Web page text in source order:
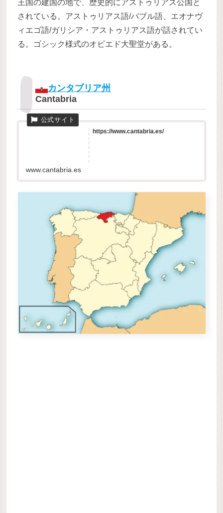
王国の建国の地で、歴史的にアストゥリアス公国と
されている。アストゥリアス語/バブル語、エオナヴ
ィエゴ語/ガリシア・アストゥリアス語が話されてい
る。ゴシック様式のオビエド大聖堂がある。
カンタブリア州
Cantabria
https://www.cantabria.es/
www.cantabria.es